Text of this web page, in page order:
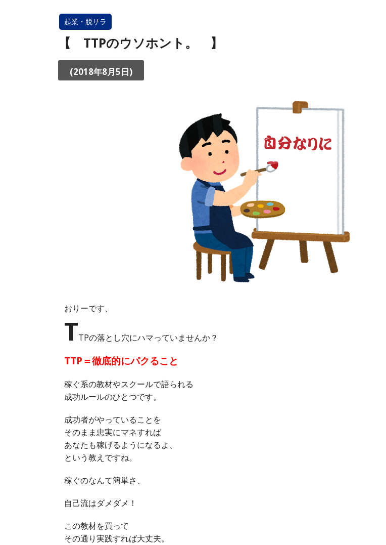
起業・脱サラ
【 TTPのウソホント。 】
(2018年8月5日)
おりーです、
TTPの落とし穴にハマっていませんか？
TTP＝徹底的にパクること
稼ぐ系の教材やスクールで語られる
成功ルールのひとつです。
成功者がやっていることを
そのまま忠実にマネすれば
あなたも稼げるようになるよ、
という教えですね。
稼ぐのなんて簡単さ、
自己流はダメダメ！
この教材を買って
その通り実践すれば大丈夫。